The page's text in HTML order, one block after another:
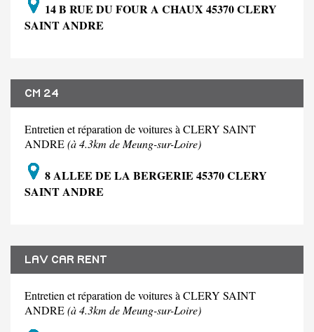
14 B RUE DU FOUR A CHAUX 45370 CLERY
SAINT ANDRE
CM 24
Entretien et réparation de voitures à CLERY SAINT
ANDRE(à 4.3km de Meung-sur-Loire)
8 ALLEE DE LA BERGERIE 45370 CLERY
SAINT ANDRE
LAV CAR RENT
Entretien et réparation de voitures à CLERY SAINT
ANDRE(à 4.3km de Meung-sur-Loire)